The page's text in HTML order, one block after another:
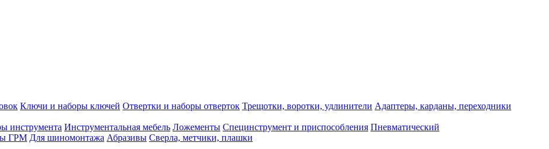
Ключи и наборы ключей Отвертки и наборы отверток Трещотки, воротки, удлинители Адаптеры, карданы, переходники
инструмента Инструментальная мебель Ложементы Специнструмент и приспособления Пневматический
ГРМ Для шиномонтажа Абразивы Сверла, метчики, плашки